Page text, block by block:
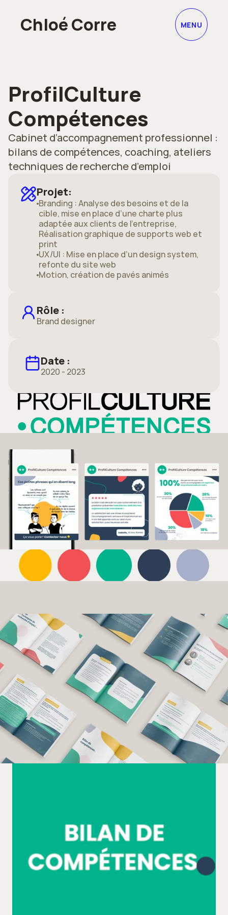
ProfilCulture
Compétences
Cabinet d’accompagnement professionnel :
bilans de compétences, coaching, ateliers
techniques de recherche d’emploi
Projet:
Branding : Analyse des besoins et de la
cible, mise en place d’une charte plus
adaptée aux clients de l’entreprise,
Réalisation graphique de supports web et
print
UX/UI : Mise en place d’un design system,
refonte du site web
Motion, création de pavés animés
Rôle :
Brand designer
Date :
2020 - 2023
Chloé Corre
infos
MENU